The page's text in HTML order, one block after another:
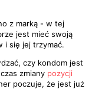
z marką - w tej
jest mieć swoją
i się jej trzymać.
czy kondom jest
zmiany pozycji
poczuje, że jest już